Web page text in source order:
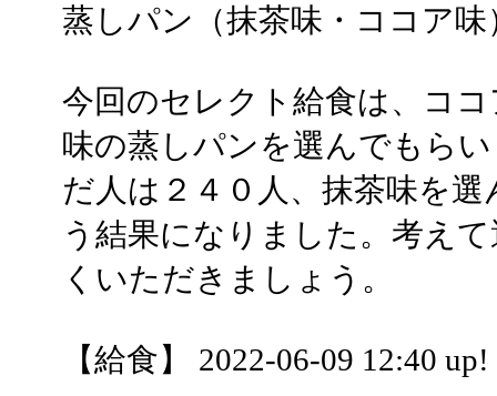
蒸しパン（抹茶味・ココア味
今回のセレクト給食は、コ
味の蒸しパンを選んでもら
だ人は２４０人、抹茶味を
う結果になりました。考え
くいただきましょう。
【給食】 2022-06-09 12:40 up!